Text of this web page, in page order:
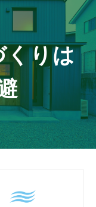
くりは